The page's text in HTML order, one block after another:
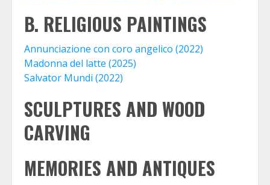
B. RELIGIOUS PAINTINGS
Annunciazione con coro angelico (2022)
Madonna del latte (2025)
Salvator Mundi (2022)
SCULPTURES AND WOOD
CARVING
MEMORIES AND ANTIQUES